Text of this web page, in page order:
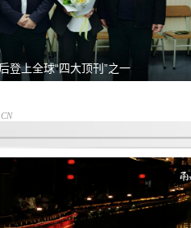
续航里程 要求销售及
称交意向金进行锁车
施购车流程
退
成验车，未交钥匙，未
操作已完成订单
犯了消费者知情权、
退还定金
签了定金合同，提车还
登上全球“四大顶刊”之一